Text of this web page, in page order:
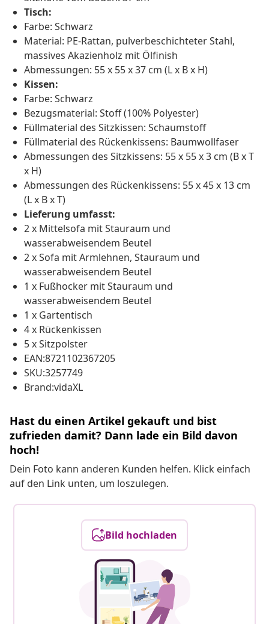
Tisch:
Farbe: Schwarz
Material: PE-Rattan, pulverbeschichteter Stahl,
massives Akazienholz mit Ölfinish
Abmessungen: 55 x 55 x 37 cm (L x B x H)
Kissen:
Farbe: Schwarz
Bezugsmaterial: Stoff (100% Polyester)
Füllmaterial des Sitzkissen: Schaumstoff
Füllmaterial des Rückenkissens: Baumwollfaser
Abmessungen des Sitzkissens: 55 x 55 x 3 cm (B x T
x H)
Abmessungen des Rückenkissens: 55 x 45 x 13 cm
(L x B x T)
Lieferung umfasst:
2 x Mittelsofa mit Stauraum und
wasserabweisendem Beutel
2 x Sofa mit Armlehnen, Stauraum und
wasserabweisendem Beutel
1 x Fußhocker mit Stauraum und
wasserabweisendem Beutel
1 x Gartentisch
4 x Rückenkissen
5 x Sitzpolster
EAN:8721102367205
SKU:3257749
Brand:vidaXL
Hast du einen Artikel gekauft und bist
zufrieden damit? Dann lade ein Bild davon
hoch!
Dein Foto kann anderen Kunden helfen. Klick einfach
auf den Link unten, um loszulegen.
Bild hochladen